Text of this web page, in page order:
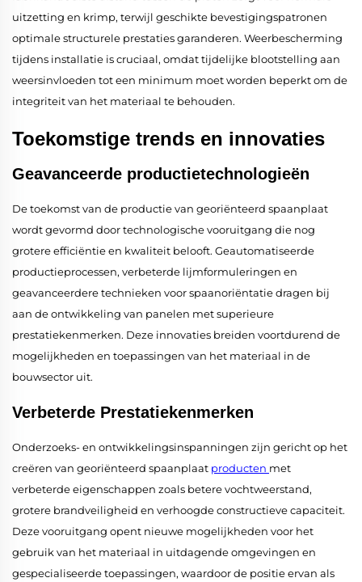
uitzetting en krimp, terwijl geschikte bevestigingspatronen
optimale structurele prestaties garanderen. Weerbescherming
tijdens installatie is cruciaal, omdat tijdelijke blootstelling aan
weersinvloeden tot een minimum moet worden beperkt om de
integriteit van het materiaal te behouden.
Toekomstige trends en innovaties
Geavanceerde productietechnologieën
De toekomst van de productie van georiënteerd spaanplaat
wordt gevormd door technologische vooruitgang die nog
grotere efficiëntie en kwaliteit belooft. Geautomatiseerde
productieprocessen, verbeterde lijmformuleringen en
geavanceerdere technieken voor spaanoriëntatie dragen bij
aan de ontwikkeling van panelen met superieure
prestatiekenmerken. Deze innovaties breiden voortdurend de
mogelijkheden en toepassingen van het materiaal in de
bouwsector uit.
Verbeterde Prestatiekenmerken
Onderzoeks- en ontwikkelingsinspanningen zijn gericht op het
creëren van georiënteerd spaanplaat producten met
verbeterde eigenschappen zoals betere vochtweerstand,
grotere brandveiligheid en verhoogde constructieve capaciteit.
Deze vooruitgang opent nieuwe mogelijkheden voor het
gebruik van het materiaal in uitdagende omgevingen en
gespecialiseerde toepassingen, waardoor de positie ervan als